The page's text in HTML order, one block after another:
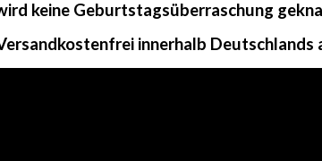
keine Geburtstagsüberraschung
innerhalb